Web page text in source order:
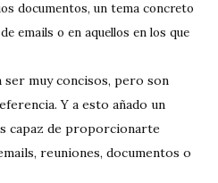
documentos, un tema concreto
emails o en aquellos en los que
muy concisos, pero son
Y a esto añado un
capaz de proporcionarte
reuniones, documentos o